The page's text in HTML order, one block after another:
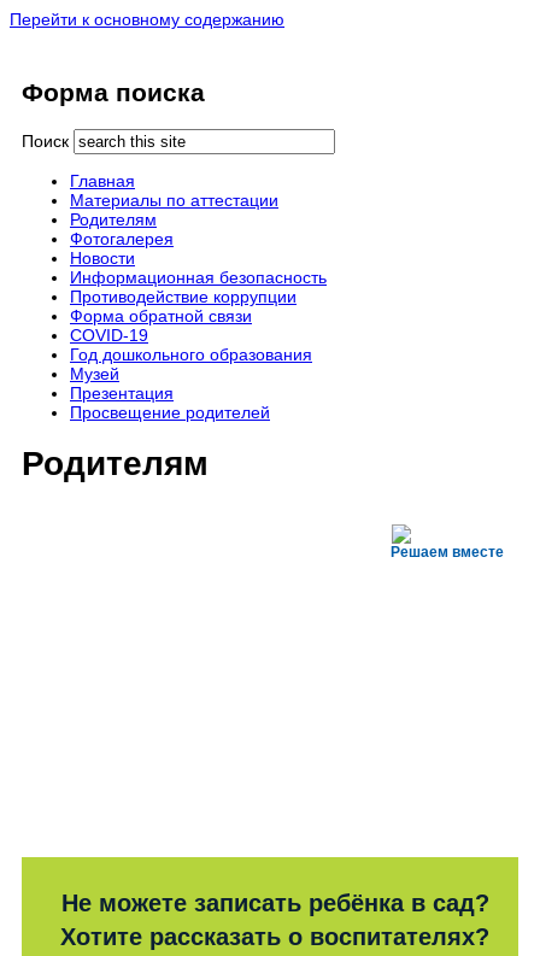
Перейти к основному содержанию
Форма поиска
Поиск
Главная
Материалы по аттестации
Родителям
Фотогалерея
Новости
Информационная безопасность
Противодействие коррупции
Форма обратной связи
COVID-19
Год дошкольного образования
Музей
Презентация
Просвещение родителей
Родителям
Решаем вместе
Не можете записать ребёнка в сад?
Хотите рассказать о воспитателях?